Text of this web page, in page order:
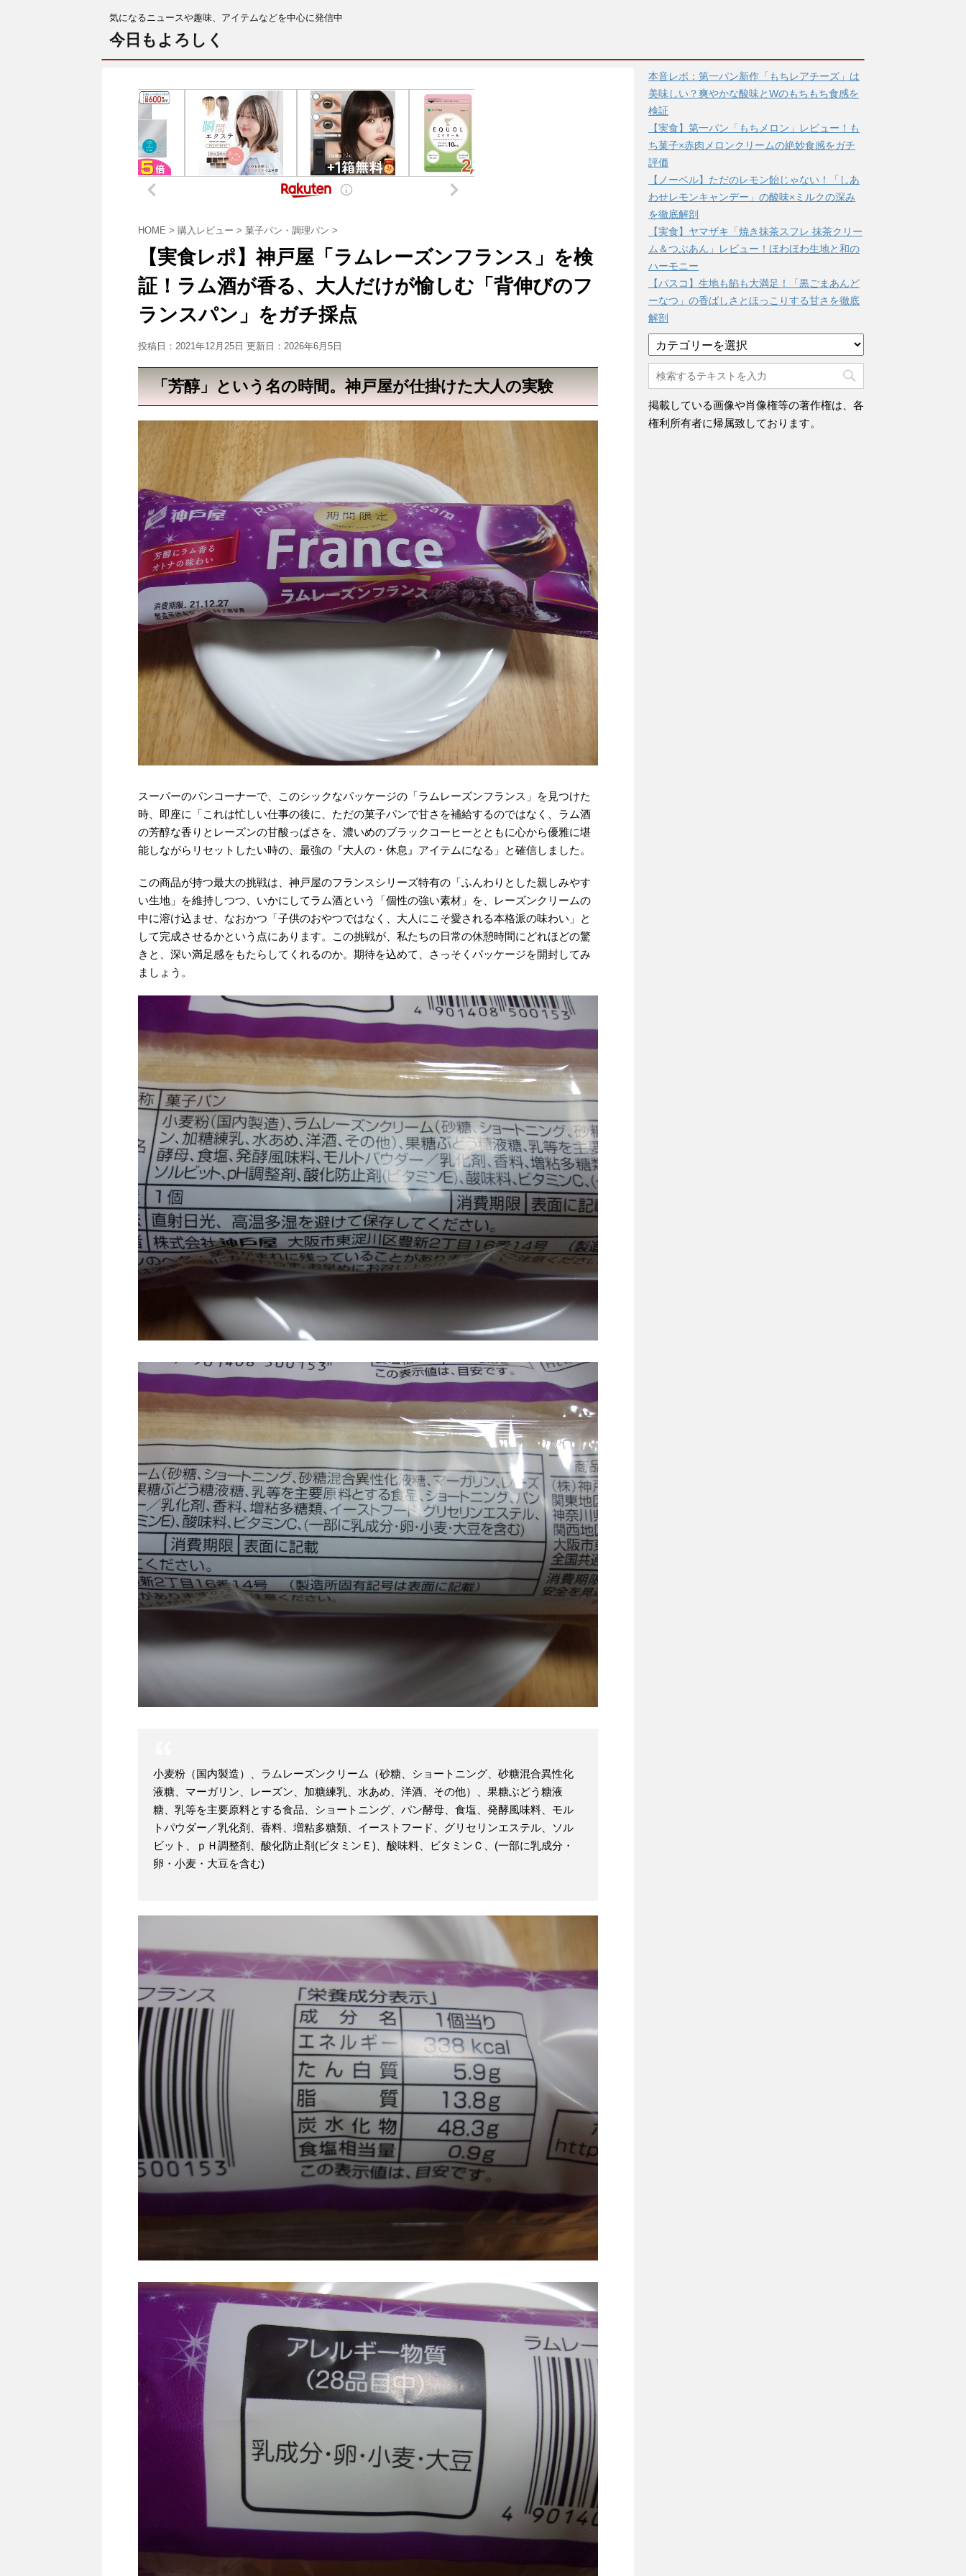
気になるニュースや趣味、アイテムなどを中心に発信中
今日もよろしく
HOME > 購入レビュー > 菓子パン・調理パン >
【実食レポ】神戸屋「ラムレーズンフランス」を検
証！ラム酒が香る、大人だけが愉しむ「背伸びのフ
ランスパン」をガチ採点
投稿日：2021年12月25日 更新日： 2026年6月5日
「芳醇」という名の時間。神戸屋が仕掛けた大人の実験
スーパーのパンコーナーで、このシックなパッケージの「ラムレーズンフランス」を見つけた
時、即座に「これは忙しい仕事の後に、ただの菓子パンで甘さを補給するのではなく、ラム酒
の芳醇な香りとレーズンの甘酸っぱさを、濃いめのブラックコーヒーとともに心から優雅に堪
能しながらリセットしたい時の、最強の『大人の・休息』アイテムになる」と確信しました。
この商品が持つ最大の挑戦は、神戸屋のフランスシリーズ特有の「ふんわりとした親しみやす
い生地」を維持しつつ、いかにしてラム酒という「個性の強い素材」を、レーズンクリームの
中に溶け込ませ、なおかつ「子供のおやつではなく、大人にこそ愛される本格派の味わい」と
して完成させるかという点にあります。この挑戦が、私たちの日常の休憩時間にどれほどの驚
きと、深い満足感をもたらしてくれるのか。期待を込めて、さっそくパッケージを開封してみ
ましょう。
小麦粉（国内製造）、ラムレーズンクリーム（砂糖、ショートニング、砂糖混合異性化
液糖、マーガリン、レーズン、加糖練乳、水あめ、洋酒、その他）、果糖ぶどう糖液
糖、乳等を主要原料とする食品、ショートニング、パン酵母、食塩、発酵風味料、モル
トパウダー／乳化剤、香料、増粘多糖類、イーストフード、グリセリンエステル、ソル
ビット、ｐＨ調整剤、酸化防止剤(ビタミンＥ)、酸味料、ビタミンＣ、(一部に乳成分・
卵・小麦・大豆を含む)
本音レポ：第一パン新作「もちレアチーズ」は
美味しい？爽やかな酸味とWのもちもち食感を
検証
【実食】第一パン「もちメロン」レビュー！も
ち菓子×赤肉メロンクリームの絶妙食感をガチ
評価
【ノーベル】ただのレモン飴じゃない！「しあ
わせレモンキャンデー」の酸味×ミルクの深み
を徹底解剖
【実食】ヤマザキ「焼き抹茶スフレ 抹茶クリー
ム＆つぶあん」レビュー！ほわほわ生地と和の
ハーモニー
【パスコ】生地も餡も大満足！「黒ごまあんど
ーなつ」の香ばしさとほっこりする甘さを徹底
解剖
テ
ゴ
リ
ー
掲載している画像や肖像権等の著作権は、各
権利所有者に帰属致しております。